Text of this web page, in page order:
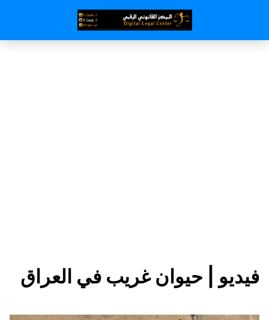
فيديو | حيوان غريب في العراق